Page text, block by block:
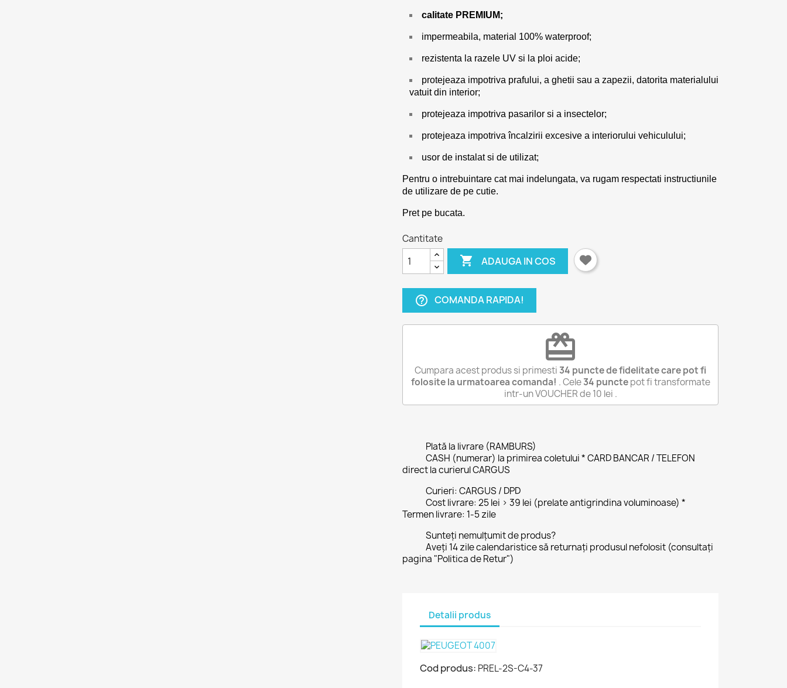
calitate PREMIUM;
impermeabila, material 100% waterproof;
rezistenta la razele UV si la ploi acide;
protejeaza impotriva prafului, a ghetii sau a zapezii, datorita materialului
vatuit din interior;
protejeaza impotriva pasarilor si a insectelor;
protejeaza impotriva încalzirii excesive a interiorului vehiculului;
usor de instalat si de utilizat;
Pentru o intrebuintare cat mai indelungata, va rugam respectati instructiunile
de utilizare de pe cutie.
Pret pe bucata.
Cantitate
 ADAUGA IN COS
help_outline COMANDA RAPIDA!
redeem
Cumpara acest produs si primesti34 puncte de fidelitate care pot fi
folosite la urmatoarea comanda! . Cele34 punctepot fi transformate
intr-un VOUCHER de10 lei .
Plată la livrare (RAMBURS)
CASH (numerar) la primirea coletului * CARD BANCAR / TELEFON
direct la curierul CARGUS
Curieri: CARGUS / DPD
Cost livrare: 25 lei > 39 lei (prelate antigrindina voluminoase) *
Termen livrare: 1-5 zile
Sunteți nemulțumit de produs?
Aveți 14 zile calendaristice să returnați produsul nefolosit (consultați
pagina "Politica de Retur")
Detalii produs
Cod produs: PREL-2S-C4-37